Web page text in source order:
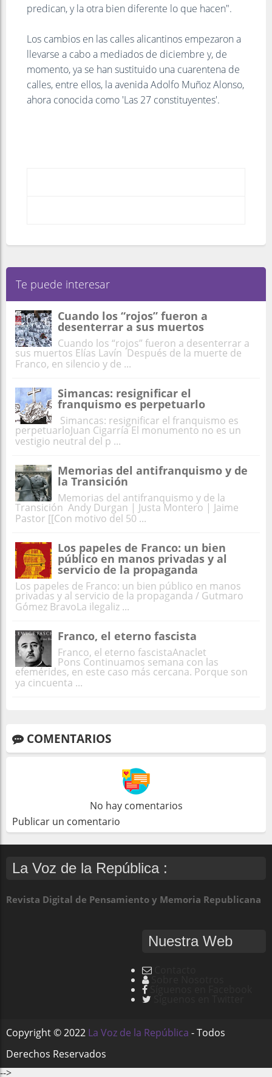
predican, y la otra bien diferente lo que hacen".
Los cambios en las calles alicantinos empezaron a
llevarse a cabo a mediados de diciembre y, de
momento, ya se han sustituido una cuarentena de
calles, entre ellos, la avenida Adolfo Muñoz Alonso,
ahora conocida como 'Las 27 constituyentes'.
Te puede interesar
Cuando los “rojos” fueron a
desenterrar a sus muertos
Cuando los “rojos” fueron a desenterrar a
sus muertos Elías Lavín Después de la muerte de
Franco, en silencio y de ...
Simancas: resignificar el
franquismo es perpetuarlo
Simancas: resignificar el franquismo es
perpetuarloJuan Cigarría El monumento no es un
vestigio neutral del p ...
Memorias del antifranquismo y de
la Transición
Memorias del antifranquismo y de la
Transición Andy Durgan | Justa Montero | Jaime
Pastor [[Con motivo del 50 ...
Los papeles de Franco: un bien
público en manos privadas y al
servicio de la propaganda
Los papeles de Franco: un bien público en manos
privadas y al servicio de la propaganda / Gutmaro
Gómez BravoLa ilegaliz ...
Franco, el eterno fascista
Franco, el eterno fascistaAnaclet
Pons Continuamos semana con las
efemérides, en este caso más cercana. Porque son
ya cincuenta ...
COMENTARIOS
No hay comentarios
Publicar un comentario
La Voz de la República :
Revista Digital de Pensamiento y Memoria Republicana
Nuestra Web
Copyright ©2022 La Voz de la República - Todos
Derechos Reservados
-->